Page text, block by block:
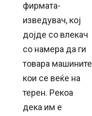
фирмата-
изведувач, кој
дојде со влекач
со намера да ги
товара машините
кои се веќе на
терен. Рекоа
дека им е